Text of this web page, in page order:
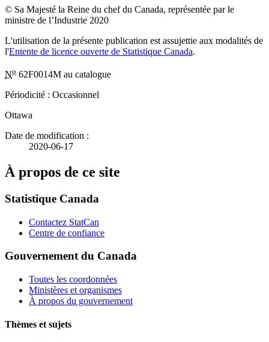
© Sa Majesté la Reine du chef du Canada, représentée par le
ministre de l’Industrie 2020
L'utilisation de la présente publication est assujettie aux modalités de
l'Entente de licence ouverte de Statistique Canada.
No 62F0014M au catalogue
Périodicité : Occasionnel
Ottawa
Date de modification :
2020-06-17
À propos de ce site
Statistique Canada
Contactez StatCan
Centre de confiance
Gouvernement du Canada
Toutes les coordonnées
Ministères et organismes
À propos du gouvernement
Thèmes et sujets